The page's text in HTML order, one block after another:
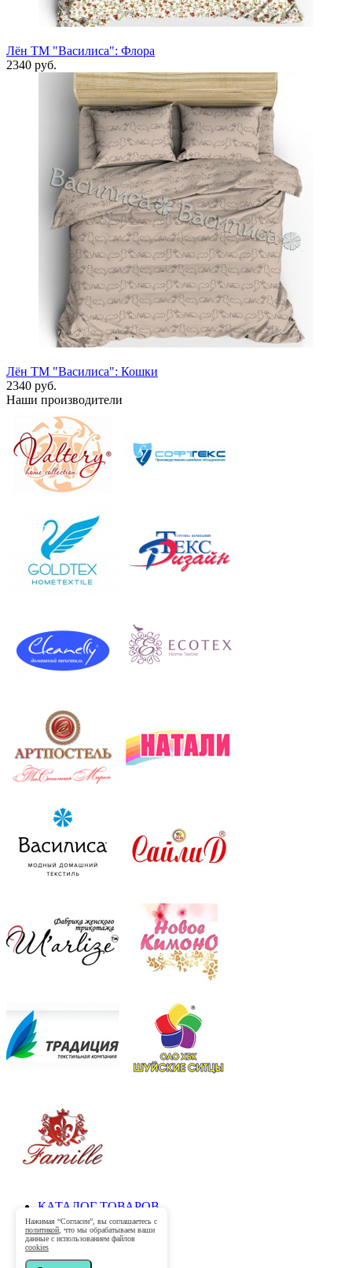
Лён ТМ "Василиса": Флора
2340 руб.
Лён ТМ "Василиса": Кошки
2340 руб.
Наши производители
КАТАЛОГ ТОВАРОВ
ДОСТАВКА
ОПЛАТА ЗАКАЗА
ГАРАНТИЯ
КОНТАКТЫ
Нажимая “Согласен”, вы соглашаетесь с
политикой , что мы обрабатываем ваши
данные с использованием файлов
cookies